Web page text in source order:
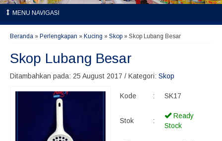
MENU NAVIGASI
Beranda » Perlengkapan » Kucing » Skop » Skop Lubang Besar
Skop Lubang Besar
Ditambahkan pada: 25 August 2017 / Kategori: Skop
Kode : SK17
Stok :
Ready
Stock